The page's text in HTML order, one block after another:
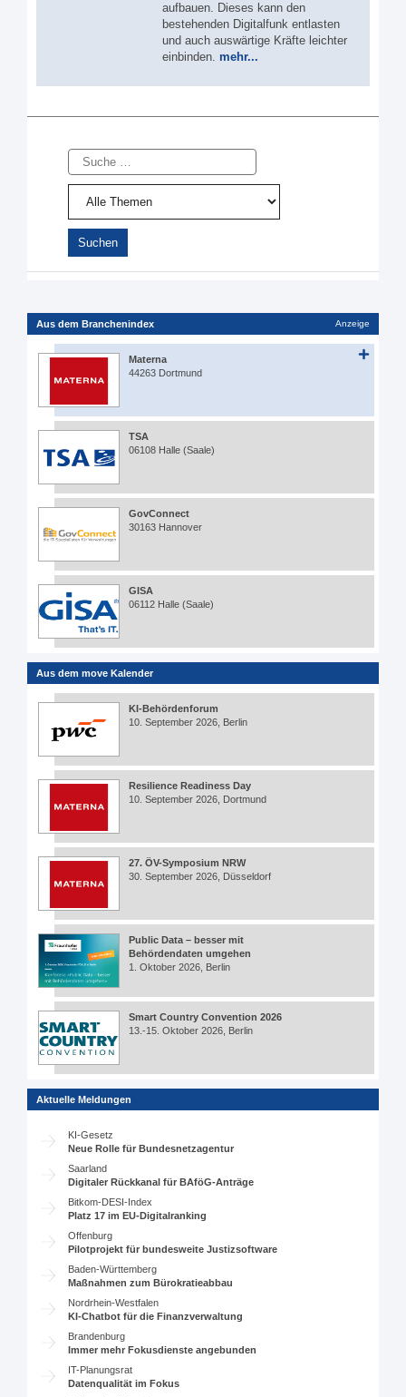
aufbauen. Dieses kann den
bestehenden Digitalfunk entlasten
und auch auswärtige Kräfte leichter
einbinden. mehr...
Suche
Aus dem Branchenindex Anzeige
Materna
44263 Dortmund
TSA
06108 Halle (Saale)
GovConnect
30163 Hannover
GISA
06112 Halle (Saale)
Aus dem move Kalender
KI-Behördenforum
10. September 2026, Berlin
Resilience Readiness Day
10. September 2026, Dortmund
27. ÖV-Symposium NRW
30. September 2026, Düsseldorf
Public Data – besser mit
Behördendaten umgehen
1. Oktober 2026, Berlin
Smart Country Convention 2026
13.-15. Oktober 2026, Berlin
Aktuelle Meldungen
KI-Gesetz
Neue Rolle für Bundesnetzagentur
Saarland
Digitaler Rückkanal für BAföG-Anträge
Bitkom-DESI-Index
Platz 17 im EU-Digitalranking
Offenburg
Pilotprojekt für bundesweite Justizsoftware
Baden-Württemberg
Maßnahmen zum Bürokratieabbau
Nordrhein-Westfalen
KI-Chatbot für die Finanzverwaltung
Brandenburg
Immer mehr Fokusdienste angebunden
IT-Planungsrat
Datenqualität im Fokus